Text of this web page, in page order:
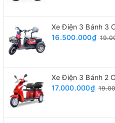
Quãng đường di chuyển
Hệ thống phanh
Xe Điện 3 Bánh 3
16.500.000₫
Xe Điện 3 Bánh 2
17.000.000₫